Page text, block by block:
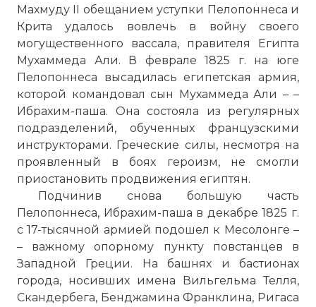
Махмуду II обещанием уступки Пелопоннеса и
Крита удалось вовлечь в войну своего
могущественного вассала, правителя Египта
Мухаммеда Али. В феврале 1825 г. на юге
Пелопоннеса высадилась египетская армия,
которой командовал сын Мухаммеда Али – –
Ибрахим-паша. Она состояла из регулярных
подразделений, обученных французскими
инструкторами. Греческие силы, несмотря на
проявленный в боях героизм, не смогли
приостановить продвижения египтян.
Подчинив снова большую часть
Пелопоннеса, Ибрахим-паша в декабре 1825 г.
с 17-тысячной армией подошел к Месолонге –
– важному опорному пункту повстанцев в
Западной Греции. На башнях и бастионах
города, носивших имена Вильгельма Телля,
Скандербега, Бенджамина Франклина, Ригаса